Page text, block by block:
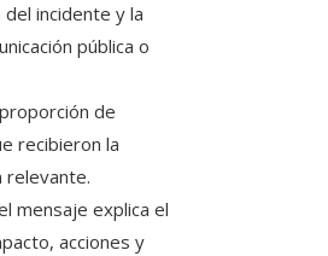
incidente y la
pública o
proporción de
recibieron la
relevante.
mensaje explica el
acciones y